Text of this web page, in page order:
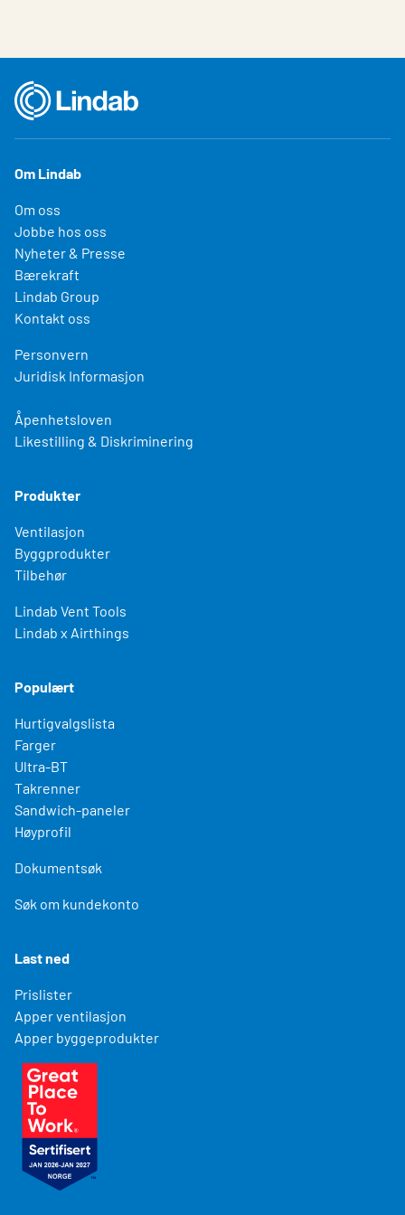
Om Lindab
Om oss
Jobbe hos oss
Nyheter & Presse
Bærekraft
Lindab Group
Kontakt oss
Personvern
Juridisk Informasjon
Åpenhetsloven
Likestilling & Diskriminering
Produkter
Ventilasjon
Byggprodukter
Tilbehør
Lindab Vent Tools
Lindab x Airthings
Populært
Hurtigvalgslista
Farger
Ultra-BT
Takrenner
Sandwich-paneler
Høyprofil
Dokumentsøk
Søk om kundekonto
Last ned
Prislister
Apper ventilasjon
Apper byggeprodukter